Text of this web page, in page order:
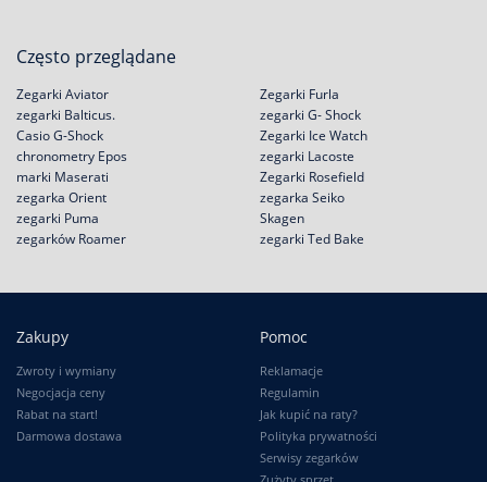
Często przeglądane
Zegarki Aviator
zegarki Balticus.
Casio G-Shock
chronometry Epos
Zegarki Furla
zegarki G- Shock
Zegarki Ice Watch
zegarki Lacoste
marki Maserati
zegarka Orient
zegarki Puma
zegarków Roamer
Zegarki Rosefield
zegarka Seiko
Skagen
zegarki Ted Bake
Zakupy
Zwroty i wymiany
Negocjacja ceny
Rabat na start!
Darmowa dostawa
Pomoc
Reklamacje
Regulamin
Jak kupić na raty?
Polityka prywatności
Serwisy zegarków